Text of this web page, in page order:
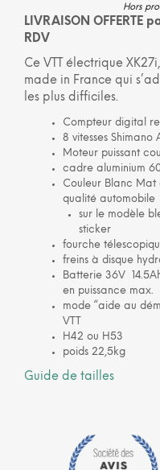
Hors
LIVRAISON OFFERTE
RDV
Ce VTT électrique
made in France qui
les plus difficiles.
Compteur digital
8 vitesses Shimano
Moteur puissant
cadre aluminium
Couleur Blanc Mat
qualité automobile
sur le modèle
sticker
fourche
freins à disque
Batterie 36V
en puissance max.
mode “aide au
VTT
H42 ou H53
poids 22,5kg
Guide de tailles